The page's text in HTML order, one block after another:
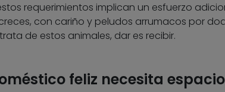
requerimientos implican un esfuerzo
con cariño y peludos arrumacos por
de estos animales, dar es recibir.
feliz necesita